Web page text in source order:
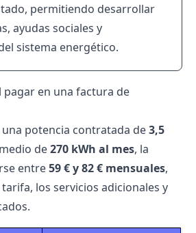
permitiendo desarrollar
ayudas sociales y
sistema energético.
pagar en una factura de
potencia contratada de3,5
de270 kWh al mes, la
entre59 € y 82 € mensuales,
los servicios adicionales y